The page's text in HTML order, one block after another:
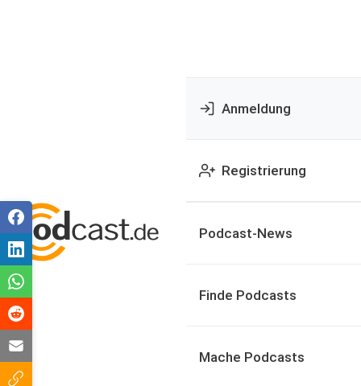
Anmeldung
Registrierung
Podcast-News
Finde Podcasts
Mache Podcasts